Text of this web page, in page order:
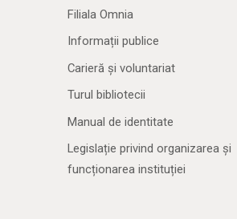
Filiala Omnia
Informații publice
Carieră și voluntariat
Turul bibliotecii
Manual de identitate
Legislație privind organizarea și
funcționarea instituției